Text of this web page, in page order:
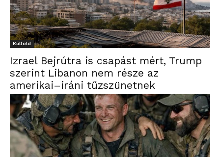
Külföld
Izrael Bejrútra is csapást mért, Trump
szerint Libanon nem része az
amerikai–iráni tűzszünetnek